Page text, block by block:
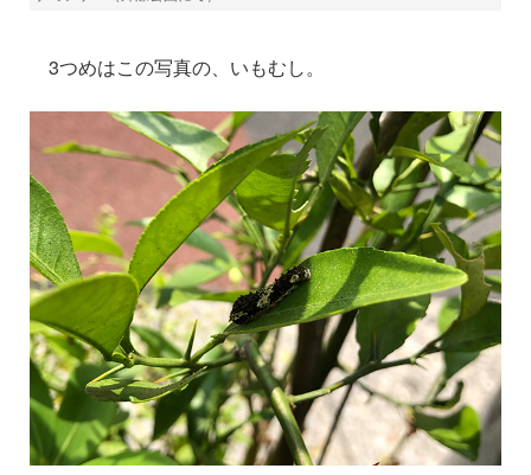
3つめはこの写真の、いもむし。